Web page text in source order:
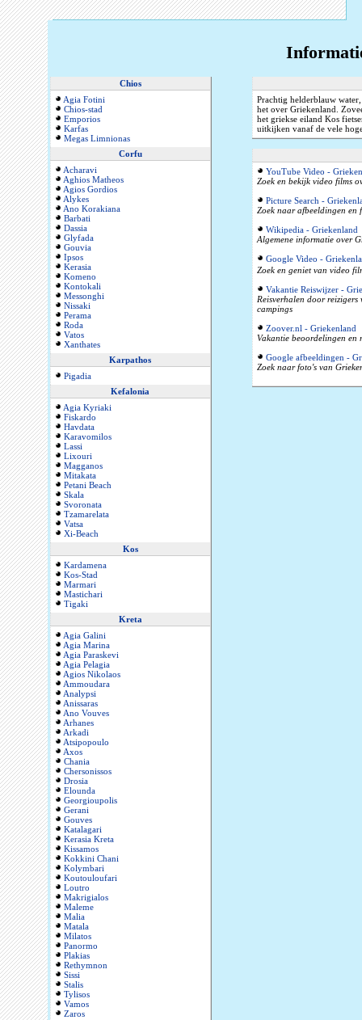
Chios
Agia Fotini
Chios-stad
Emporios
Karfas
Megas Limnionas
Corfu
Acharavi
Aghios Matheos
Agios Gordios
Alykes
Ano Korakiana
Barbati
Dassia
Glyfada
Gouvia
Ipsos
Kerasia
Komeno
Kontokali
Messonghi
Nissaki
Perama
Roda
Vatos
Xanthates
Karpathos
Pigadia
Kefalonia
Agia Kyriaki
Fiskardo
Havdata
Karavomilos
Lassi
Lixouri
Magganos
Mitakata
Petani Beach
Skala
Svoronata
Tzamarelata
Vatsa
Xi-Beach
Kos
Kardamena
Kos-Stad
Marmari
Mastichari
Tigaki
Kreta
Agia Galini
Agia Marina
Agia Paraskevi
Agia Pelagia
Agios Nikolaos
Ammoudara
Analypsi
Anissaras
Ano Vouves
Arhanes
Arkadi
Atsipopoulo
Axos
Chania
Chersonissos
Drosia
Elounda
Georgioupolis
Gerani
Gouves
Katalagari
Kerasia Kreta
Kissamos
Kokkini Chani
Kolymbari
Koutouloufari
Loutro
Makrigialos
Maleme
Malia
Matala
Milatos
Panormo
Plakias
Rethymnon
Sissi
Stalis
Tylisos
Vamos
Zaros
Prachtig helderblauw
het over Griekenland.
het griekse eiland Kos
uitkijken vanaf de vele
YouTube Video -
Zoek en bekijk video films
Picture Search -
Zoek naar afbeeldingen en
Wikipedia - Griekenland
Algemene informatie over
Google Video -
Zoek en geniet van video
Vakantie Reiswijzer -
Reisverhalen door reizigers
campings
Zoover.nl - Griekenland
Vakantie beoordelingen en
Google afbeeldingen -
Zoek naar foto's van